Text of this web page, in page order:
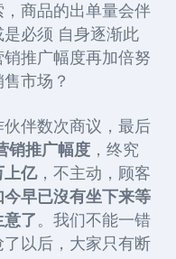
商品的出单量会伴
必须 自身逐渐此
推广幅度再加倍努
市场？
伴数次商议，最后
销推广幅度 ，终究
上亿，不主动，顾客
今早已沒有坐下来等
了 。我们不能一错
以后，大家只有断